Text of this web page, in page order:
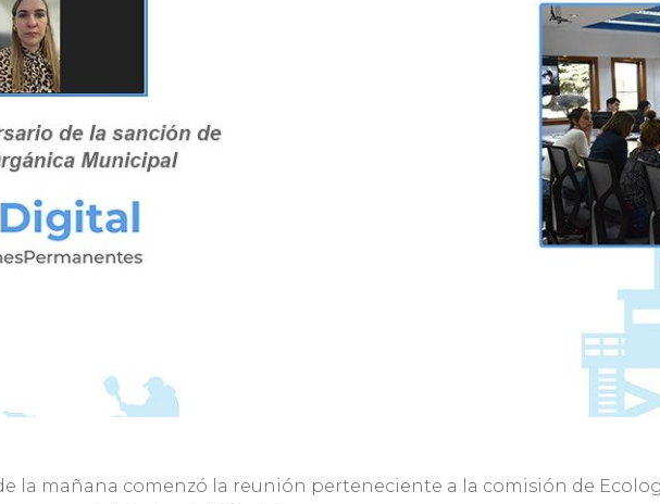
la mañana comenzó la reunión perteneciente a la comisión de